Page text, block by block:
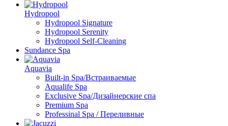
Hydropool
Hydropool Signature
Hydropool Serenity
Hydropool Self-Сleaning
Sundance Spa
Aquavia
Built-in Spa/Встраиваемые
Aqualife Spa
Exclusive Spa/Дизайнерские спа
Premium Spa
Professinal Spa / Переливные